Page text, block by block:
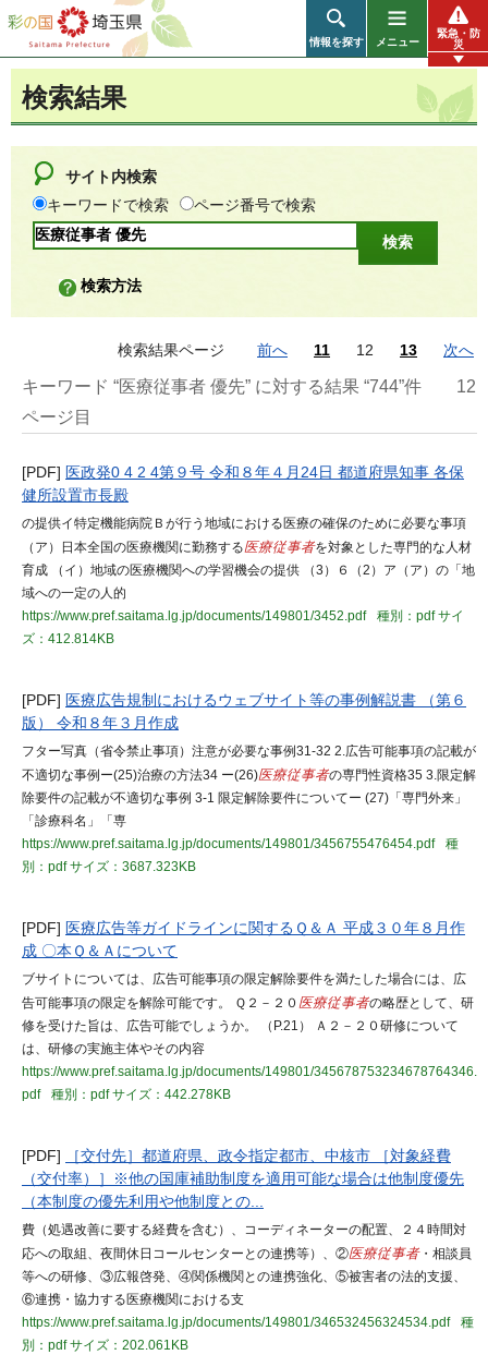
彩の国 埼玉県
情報を探す メニュー
緊急・防
災
検索結果
サイト内検索
キーワードで検索
ページ番号で検索
検索方法
検索結果ページ 前へ 11 12 13 次へ
キーワード “医療従事者 優先” に対する結果 “744”件
12
ページ目
[PDF] 医政発0 4 2 4第９号 令和８年４月24日 都道府県知事 各保
健所設置市長殿
の提供イ特定機能病院Ｂが行う地域における医療の確保のために必要な事項
（ア）日本全国の医療機関に勤務する医療従事者を対象とした専門的な人材
育成 （イ）地域の医療機関への学習機会の提供 （3）６（2）ア（ア）の「地
域への一定の人的
https://www.pref.saitama.lg.jp/documents/149801/3452.pdf
種別：pdfサイ
ズ：412.814KB
[PDF] 医療広告規制におけるウェブサイト等の事例解説書 （第６
版） 令和８年３月作成
フター写真（省令禁止事項）注意が必要な事例31-32 2.広告可能事項の記載が
不適切な事例ー(25)治療の方法34 ー(26)医療従事者の専門性資格35 3.限定解
除要件の記載が不適切な事例 3-1 限定解除要件についてー (27)「専門外来」
「診療科名」「専
https://www.pref.saitama.lg.jp/documents/149801/3456755476454.pdf
種
別：pdfサイズ：3687.323KB
[PDF] 医療広告等ガイドラインに関するＱ＆Ａ 平成３０年８月作
成 〇本Ｑ＆Ａについて
ブサイトについては、広告可能事項の限定解除要件を満たした場合には、広
告可能事項の限定を解除可能です。 Ｑ２－２０ 医療従事者の略歴として、研
修を受けた旨は、広告可能でしょうか。 （P.21） Ａ２－２０研修について
は、研修の実施主体やその内容
https://www.pref.saitama.lg.jp/documents/149801/345678753234678764346.
pdf
種別：pdfサイズ：442.278KB
[PDF]
［交付先］都道府県、政令指定都市、中核市 ［対象経費
（交付率）］※他の国庫補助制度を適用可能な場合は他制度優先
（本制度の優先利用や他制度との...
費（処遇改善に要する経費を含む）、コーディネーターの配置、２４時間対
応への取組、夜間休日コールセンターとの連携等）、②医療従事者・相談員
等への研修、③広報啓発、④関係機関との連携強化、⑤被害者の法的支援、
⑥連携・協力する医療機関における支
https://www.pref.saitama.lg.jp/documents/149801/346532456324534.pdf
種
別：pdfサイズ：202.061KB